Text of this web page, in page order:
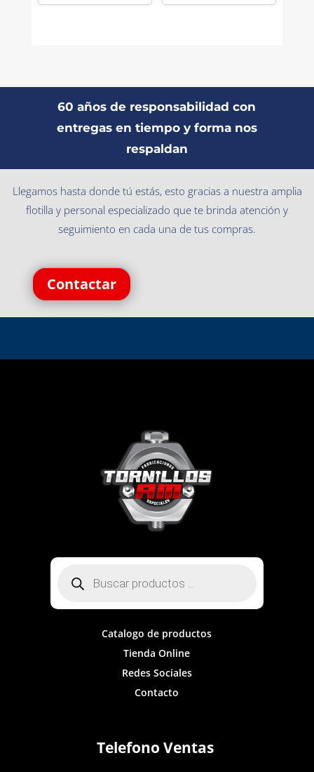
60 años de responsabilidad con
entregas en tiempo y forma nos
respaldan
Llegamos hasta donde tú estás, esto gracias a nuestra amplia
flotilla y personal especializado que te brinda atención y
seguimiento en cada una de tus compras.
Contactar
productos
Catalogo de productos
Tienda Online
Redes Sociales
Contacto
Telefono Ventas